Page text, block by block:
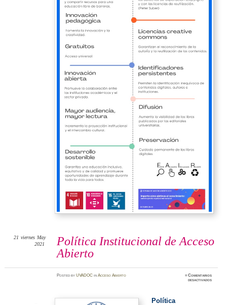
Política Institucional de Acceso
Abierto
21 viernes May
2021
PostedbyUVADOC inAcceso Abierto ≈Comentarios
desactivadosen
Política